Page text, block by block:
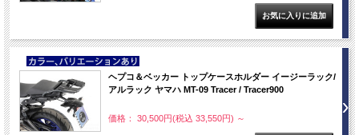
NEW
ヘプコ＆ベッカー トップケースホルダー イージーラック/
アルラック ヤマハ MT-09 Tracer / Tracer900
価格： 30,500円(税込 33,550円) ～